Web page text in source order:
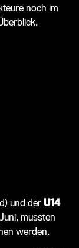
noch im
und derU14
mussten
werden.